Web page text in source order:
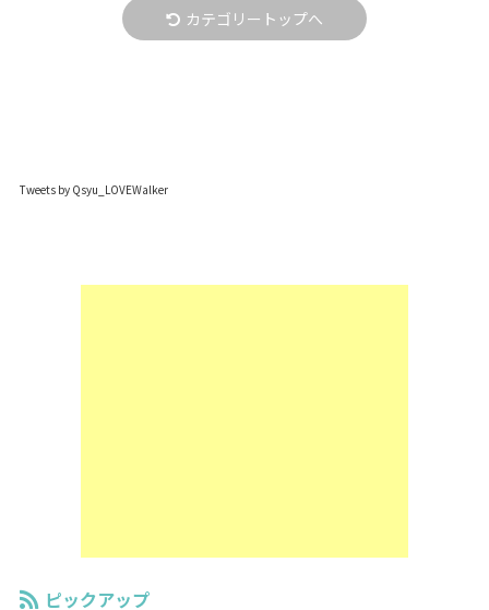
カテゴリートップへ
Tweets by Qsyu_LOVEWalker
ピックアップ